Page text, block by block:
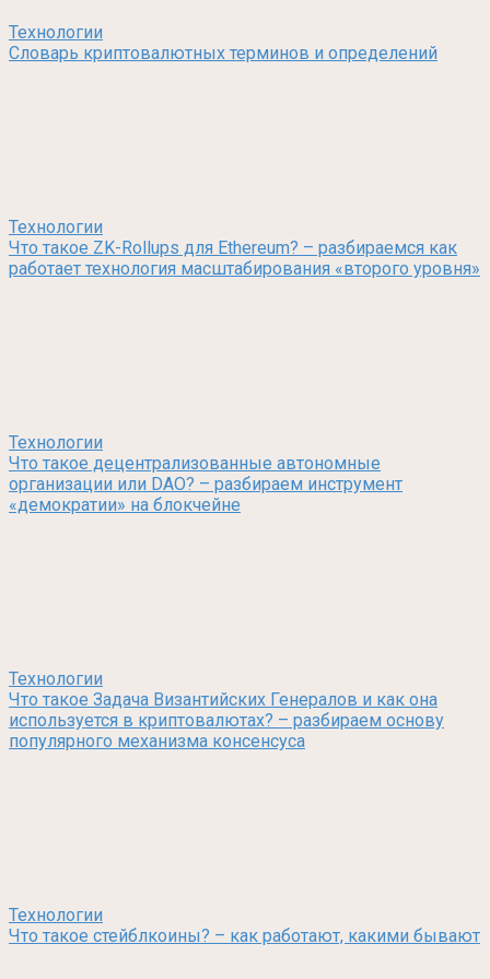
Технологии
Словарь криптовалютных терминов и определений
Технологии
Что такое ZK-Rollups для Ethereum? – разбираемся как
работает технология масштабирования «второго уровня»
Технологии
Что такое децентрализованные автономные
организации или DAO? – разбираем инструмент
«демократии» на блокчейне
Технологии
Что такое Задача Византийских Генералов и как она
используется в криптовалютах? – разбираем основу
популярного механизма консенсуса
Технологии
Что такое стейблкоины? – как работают, какими бывают